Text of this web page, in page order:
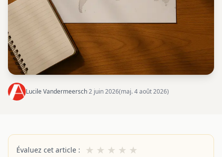
Lucile Vandermeersch·2 juin 2026(maj. 4 août 2026)
Évaluez cet article : ★ ★ ★ ★ ★